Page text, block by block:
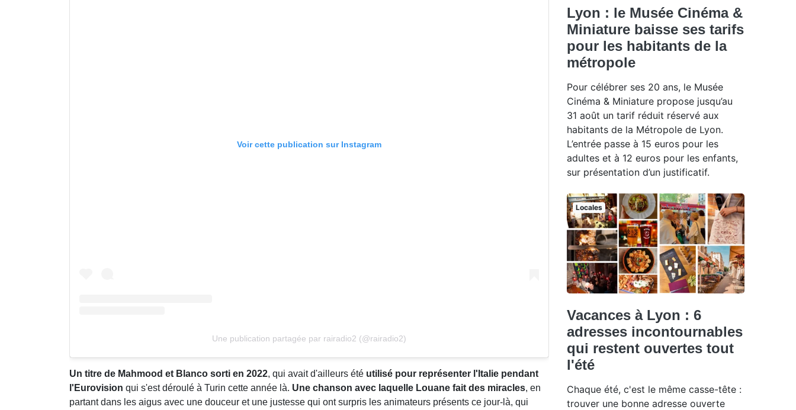
Voir cette publication sur Instagram
Une publication partagée par rairadio2 (@rairadio2)
Un titre de Mahmood et Blanco sorti en 2022, qui avait d'ailleurs été utilisé pour représenter l'Italie pendant
l'Eurovision qui s'est déroulé à Turin cette année là. Une chanson avec laquelle Louane fait des miracles, en
partant dans les aigus avec une douceur et une justesse qui ont surpris les animateurs présents ce jour-là, qui
Lyon : le Musée Cinéma &
Miniature baisse ses tarifs
pour les habitants de la
métropole
Pour célébrer ses 20 ans, le Musée
Cinéma & Miniature propose jusqu’au
31 août un tarif réduit réservé aux
habitants de la Métropole de Lyon.
L’entrée passe à 15 euros pour les
adultes et à 12 euros pour les enfants,
sur présentation d’un justificatif.
Locales
Vacances à Lyon : 6
adresses incontournables
qui restent ouvertes tout
l'été
Chaque été, c'est le même casse-tête :
trouver une bonne adresse ouverte